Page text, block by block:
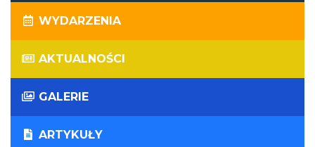
WYDARZENIA
AKTUALNOŚCI
GALERIE
ARTYKUŁY